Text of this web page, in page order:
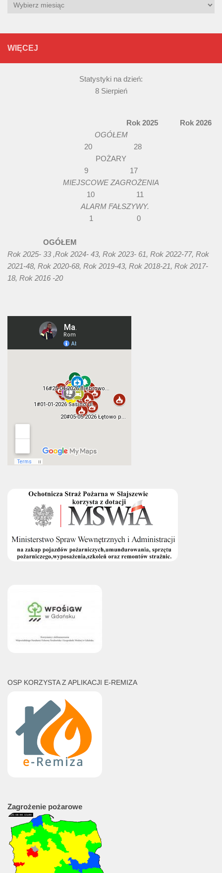
Archiwum
WIĘCEJ
Statystyki na dzień:
8 Sierpień
Rok 2025 Rok 2026
OGÓŁEM
20 28
POŻARY
9 17
MIEJSCOWE ZAGROŻENIA
10 11
ALARM FAŁSZYWY.
1 0
OGÓŁEM
Rok 2025- 33 ,Rok 2024- 43, Rok 2023- 61, Rok 2022-77, Rok
2021-48, Rok 2020-68, Rok 2019-43, Rok 2018-21, Rok 2017-
18, Rok 2016 -20
OSP KORZYSTA Z APLIKACJI E-REMIZA
Zagrożenie pożarowe